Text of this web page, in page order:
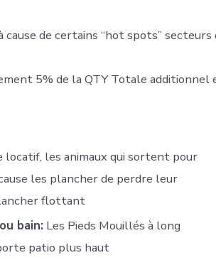
cause de certains “hot spots” secteurs
5% de la QTY Totale additionnel
les animaux qui sortent pour
les plancher de perdre leur
flottant
bain: Les Pieds Mouillés à long
patio plus haut